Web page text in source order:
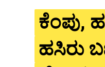
ಕೆಂಪು,
ಹಸಿರು
ಕೆಂಪು,
ಹಸಿರು